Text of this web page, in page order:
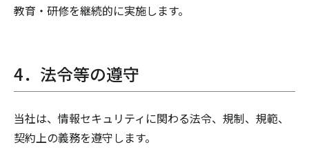
教育・研修を継続的に実施します。
4．法令等の遵守
当社は、情報セキュリティに関わる法令、規制、規範、
契約上の義務を遵守します。